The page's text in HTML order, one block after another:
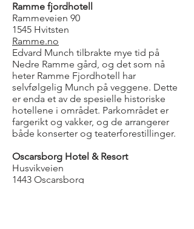
Ramme fjordhotell
Rammeveien 90
1545 Hvitsten
Ramme.no
Edvard Munch tilbrakte mye tid på
Nedre Ramme gård, og det som nå
heter Ramme Fjordhotell har
selvfølgelig Munch på veggene. Dette
er enda et av de spesielle historiske
hotellene i området. Parkområdet er
fargerikt og vakker, og de arrangerer
både konserter og teaterforestillinger.
Oscarsborg Hotel & Resort
Husvikveien
1443 Oscarsborg